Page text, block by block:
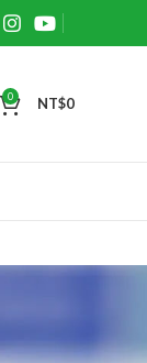
0 NT$0